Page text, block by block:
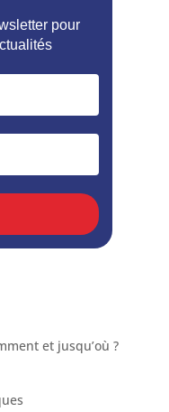
pour
et jusqu’où ?